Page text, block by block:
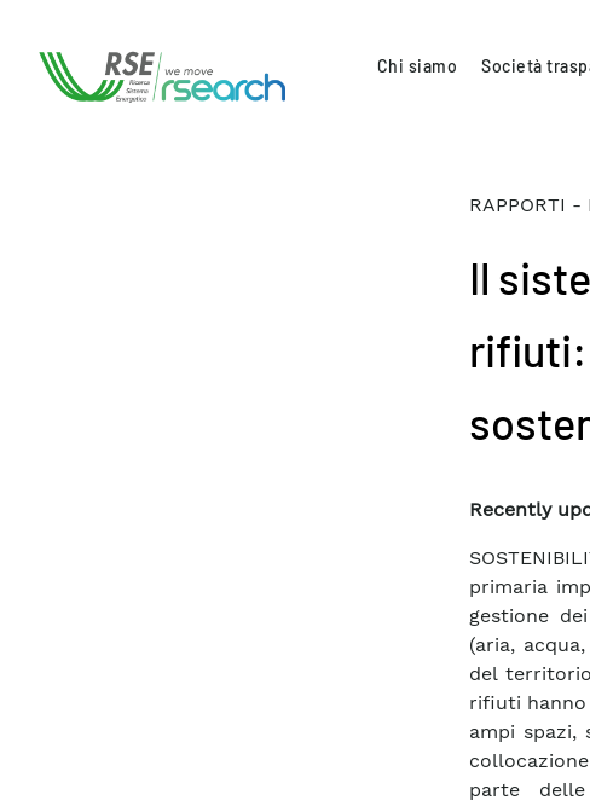
Chi siamo Società
RAPPORTI -
Il
rifiuti:
Recently
primaria
gestione
(aria,
del
rifiuti hanno
ampi
parte